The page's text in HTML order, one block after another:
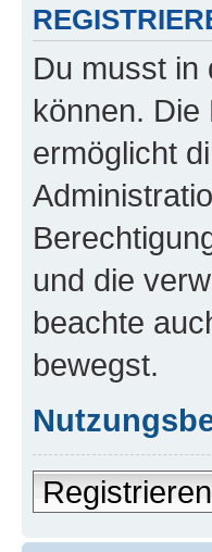
Du musst in
können. Die
ermöglicht
und die
beachte
bewegst.
Registrieren